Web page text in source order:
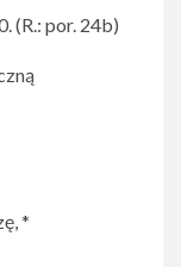
(R.: por. 24b)
*